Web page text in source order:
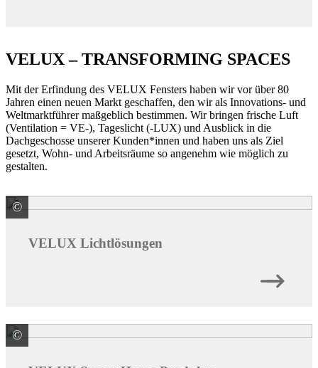
VELUX – TRANSFORMING SPACES
Mit der Erfindung des VELUX Fensters haben wir vor über 80
Jahren einen neuen Markt geschaffen, den wir als Innovations- und
Weltmarktführer maßgeblich bestimmen. Wir bringen frische Luft
(Ventilation = VE-), Tageslicht (-LUX) und Ausblick in die
Dachgeschosse unserer Kunden*innen und haben uns als Ziel
gesetzt, Wohn- und Arbeitsräume so angenehm wie möglich zu
gestalten.
© VELUX Deutschland GmbH
VELUX Lichtlösungen
© VELUX Deutschland GmbH